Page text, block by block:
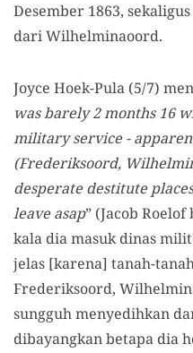
Desember 1863,
dari Wilhelminaoord.
Joyce Hoek-Pula (5/7)
was barely 2 months 16
military service -
(Frederiksoord,
desperate destitute
leave asap” (Jacob
kala dia masuk dinas
jelas [karena] tanah-
Frederiksoord,
sungguh menyedihkan
dibayangkan betapa dia